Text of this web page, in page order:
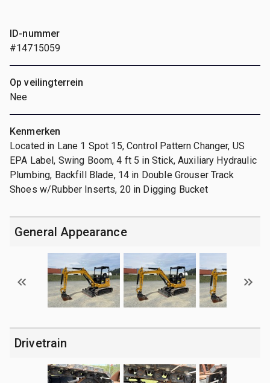
ID-nummer
#14715059
Op veilingterrein
Nee
Kenmerken
Located in Lane 1 Spot 15, Control Pattern Changer, US
EPA Label, Swing Boom, 4 ft 5 in Stick, Auxiliary Hydraulic
Plumbing, Backfill Blade, 14 in Double Grouser Track
Shoes w/Rubber Inserts, 20 in Digging Bucket
General Appearance
Drivetrain